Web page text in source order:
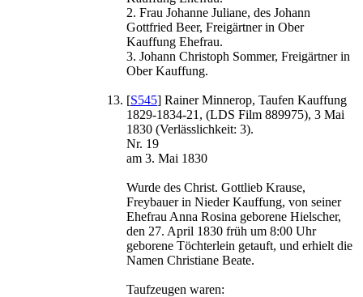
2. Frau Johanne Juliane, des Johann
Gottfried Beer, Freigärtner in Ober
Kauffung Ehefrau.
3. Johann Christoph Sommer, Freigärtner in
Ober Kauffung.
[S545] Rainer Minnerop, Taufen Kauffung
1829-1834-21, (LDS Film 889975), 3 Mai
1830 (Verlässlichkeit: 3).
Nr. 19
am 3. Mai 1830
Wurde des Christ. Gottlieb Krause,
Freybauer in Nieder Kauffung, von seiner
Ehefrau Anna Rosina geborene Hielscher,
den 27. April 1830 früh um 8:00 Uhr
geborene Töchterlein getauft, und erhielt die
Namen Christiane Beate.
Taufzeugen waren: